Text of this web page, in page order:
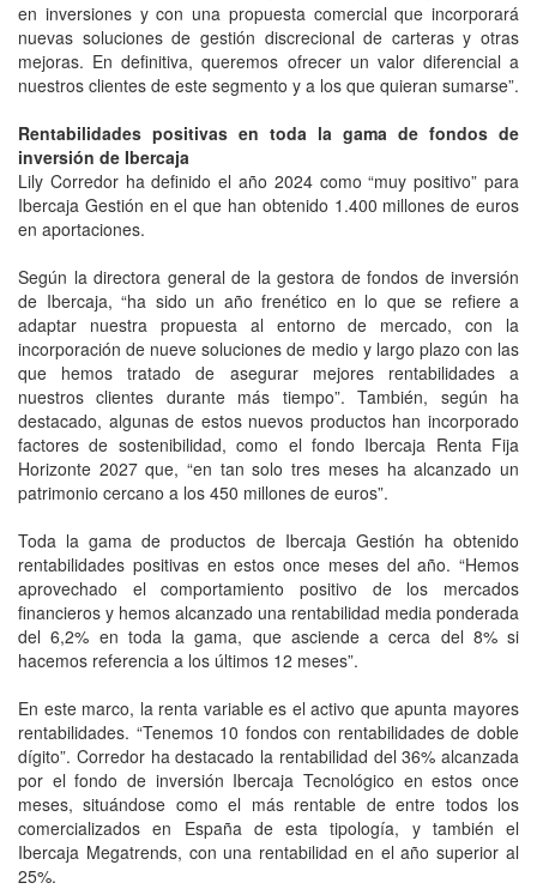
en inversiones y con una propuesta comercial que incorporará
nuevas soluciones de gestión discrecional de carteras y otras
mejoras. En definitiva, queremos ofrecer un valor diferencial a
nuestros clientes de este segmento y a los que quieran sumarse”.
Rentabilidades positivas en toda la gama de fondos de
inversión de Ibercaja
Lily Corredor ha definido el año 2024 como “muy positivo” para
Ibercaja Gestión en el que han obtenido 1.400 millones de euros
en aportaciones.
Según la directora general de la gestora de fondos de inversión
de Ibercaja, “ha sido un año frenético en lo que se refiere a
adaptar nuestra propuesta al entorno de mercado, con la
incorporación de nueve soluciones de medio y largo plazo con las
que hemos tratado de asegurar mejores rentabilidades a
nuestros clientes durante más tiempo”. También, según ha
destacado, algunas de estos nuevos productos han incorporado
factores de sostenibilidad, como el fondo Ibercaja Renta Fija
Horizonte 2027 que, “en tan solo tres meses ha alcanzado un
patrimonio cercano a los 450 millones de euros”.
Toda la gama de productos de Ibercaja Gestión ha obtenido
rentabilidades positivas en estos once meses del año. “Hemos
aprovechado el comportamiento positivo de los mercados
financieros y hemos alcanzado una rentabilidad media ponderada
del 6,2% en toda la gama, que asciende a cerca del 8% si
hacemos referencia a los últimos 12 meses”.
En este marco, la renta variable es el activo que apunta mayores
rentabilidades. “Tenemos 10 fondos con rentabilidades de doble
dígito”. Corredor ha destacado la rentabilidad del 36% alcanzada
por el fondo de inversión Ibercaja Tecnológico en estos once
meses, situándose como el más rentable de entre todos los
comercializados en España de esta tipología, y también el
Ibercaja Megatrends, con una rentabilidad en el año superior al
25%.